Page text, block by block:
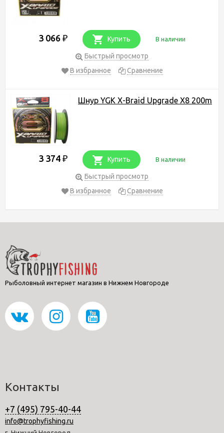
3 066 ₽ Купить В наличии
Быстрый просмотр
В избранное
Сравнение
Шнур YGK X-Braid Upgrade X8 200m
3 374 ₽ Купить В наличии
Быстрый просмотр
В избранное
Сравнение
Рыболовный интернет магазин в Нижнем Новгороде
Контакты
+7 (495) 795-40-44
info@trophyfishing.ru